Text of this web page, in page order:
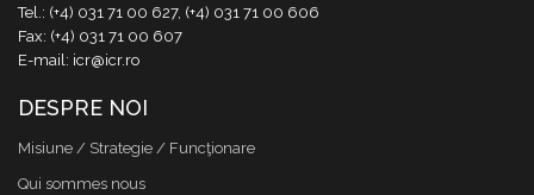
Tel.: (+4) 031 71 00 627, (+4) 031 71 00 606
Fax: (+4) 031 71 00 607
E-mail: icr@icr.ro
DESPRE NOI
Misiune / Strategie / Funcţionare
Qui sommes nous